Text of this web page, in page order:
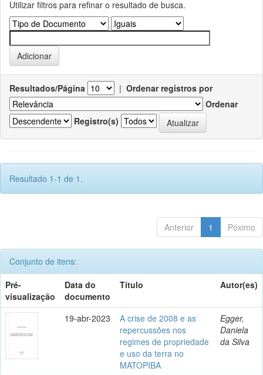
Utilizar filtros para refinar o resultado de busca.
Resultados/Página | Ordenar registros por
Ordenar
Registro(s)
Resultado 1-1 de 1.
Anterior 1 Póximo
Conjunto de itens:
Pré-
visualização
Data do
documento
Título Autor(es)
19-abr-2023
A crise de 2008 e as
repercussões nos
regimes de propriedade
e uso da terra no
MATOPIBA
Egger,
Daniela
da Silva